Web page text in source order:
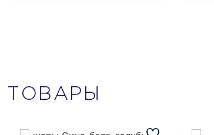
ТОВАРЫ